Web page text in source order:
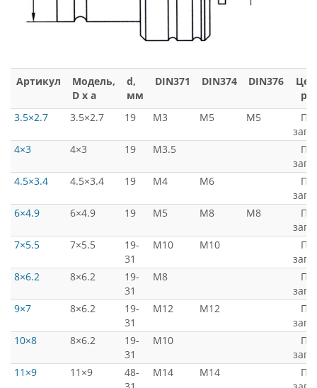
Артикул
Модель,
D x a
d,
мм
DIN371 DIN374 DIN376
3.5×2.7
3.5×2.7 19 M3 M5 M5
4×3
4×3 19 M3.5
4.5×3.4
4.5×3.4 19 M4 M6
6×4.9
6×4.9 19 M5 M8 M8
7×5.5
7×5.5
19-
31
M10 M10
8×6.2
8×6.2
19-
31
M8
9×7
8×6.2
19-
31
M12 M12
10×8
8×6.2
19-
31
M10
11×9
11×9
48-
M14 M14